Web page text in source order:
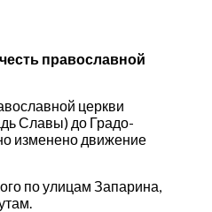
православной
церкви
Славы) до Градо-
изменено движение
по улицам Запарина,